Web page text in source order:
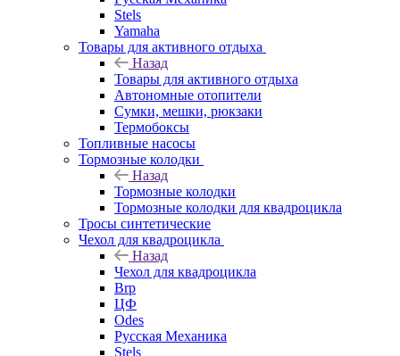
Stels
Yamaha
Товары для активного отдыха
Назад
Товары для активного отдыха
Автономные отопители
Сумки, мешки, рюкзаки
Термобоксы
Топливные насосы
Тормозные колодки
Назад
Тормозные колодки
Тормозные колодки для квадроцикла
Тросы синтетические
Чехол для квадроцикла
Назад
Чехол для квадроцикла
Brp
ЦФ
Odes
Русская Механика
Stels